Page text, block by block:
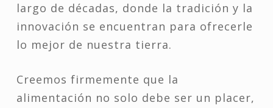
largo de décadas, donde la tradición y la
innovación se encuentran para ofrecerle
lo mejor de nuestra tierra.
Creemos firmemente que la
alimentación no solo debe ser un placer,